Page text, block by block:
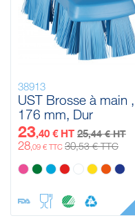
38913
UST Brosse à main ,
176 mm, Dur
23,40 € HT 25,44 € HT
28,09 € TTC 30,53 € TTC